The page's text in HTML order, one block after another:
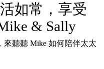
如常，享受
& Sally
來聽聽 Mike 如何陪伴太太